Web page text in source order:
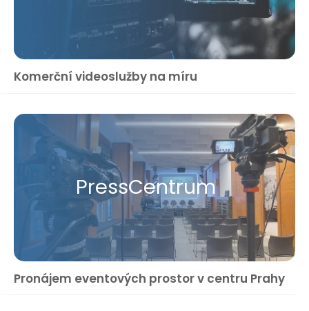
Komerční videoslužby na míru
Press​Centrum
Pronájem eventových prostor v centru Prahy